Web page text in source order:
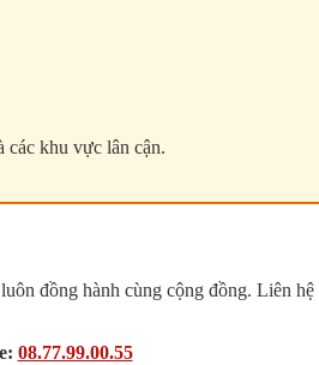
các khu vực lân cận.
đồng hành cùng cộng đồng. Liên
08.77.99.00.55